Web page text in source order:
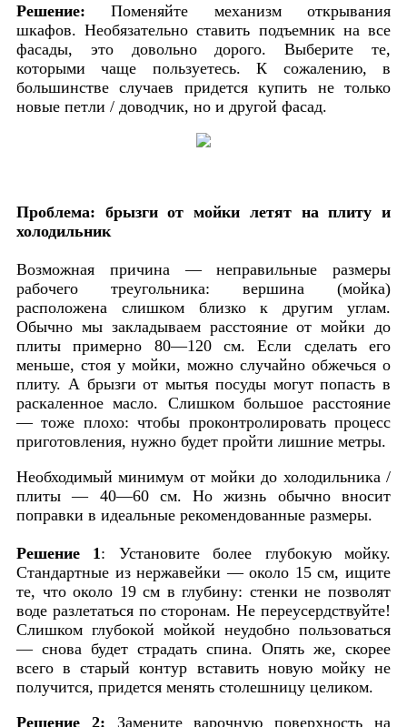
Решение:Поменяйте механизм открывания
шкафов. Необязательно ставить подъемник на все
фасады, это довольно дорого. Выберите те,
которыми чаще пользуетесь. К сожалению, в
большинстве случаев придется купить не только
новые петли / доводчик, но и другой фасад.
Проблема: брызги от мойки летят на плиту и
холодильник
Возможная причина — неправильные размеры
рабочего треугольника: вершина (мойка)
расположена слишком близко к другим углам.
Обычно мы закладываем расстояние от мойки до
плиты примерно 80—120 см. Если сделать его
меньше, стоя у мойки, можно случайно обжечься о
плиту. А брызги от мытья посуды могут попасть в
раскаленное масло. Слишком большое расстояние
— тоже плохо: чтобы проконтролировать процесс
приготовления, нужно будет пройти лишние метры.
Необходимый минимум от мойки до холодильника /
плиты — 40—60 см. Но жизнь обычно вносит
поправки в идеальные рекомендованные размеры.
Решение 1 : Установите более глубокую мойку.
Стандартные из нержавейки — около 15 см, ищите
те, что около 19 см в глубину: стенки не позволят
воде разлетаться по сторонам. Не переусердствуйте!
Слишком глубокой мойкой неудобно пользоваться
— снова будет страдать спина. Опять же, скорее
всего в старый контур вставить новую мойку не
получится, придется менять столешницу целиком.
Решение 2: Замените варочную поверхность на